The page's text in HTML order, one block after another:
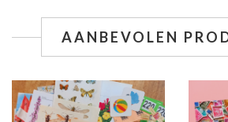
AANBEVOLEN